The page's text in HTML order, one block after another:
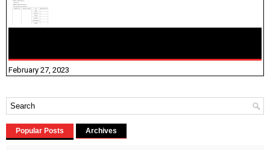
February 27, 2023
Popular Posts Archives